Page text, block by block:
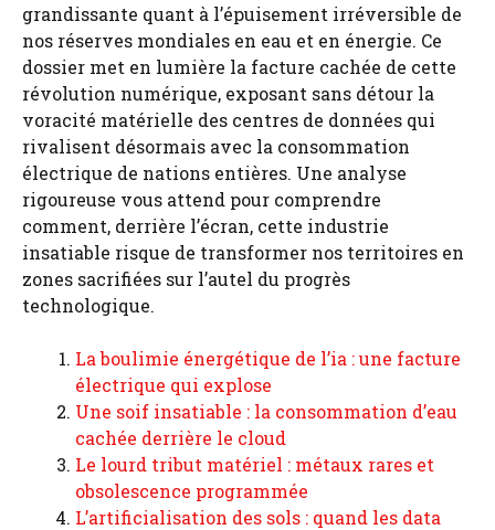
grandissante quant à l’épuisement irréversible de
nos réserves mondiales en eau et en énergie. Ce
dossier met en lumière la facture cachée de cette
révolution numérique, exposant sans détour la
voracité matérielle des centres de données qui
rivalisent désormais avec la consommation
électrique de nations entières. Une analyse
rigoureuse vous attend pour comprendre
comment, derrière l’écran, cette industrie
insatiable risque de transformer nos territoires en
zones sacrifiées sur l’autel du progrès
technologique.
La boulimie énergétique de l’ia : une facture
électrique qui explose
Une soif insatiable : la consommation d’eau
cachée derrière le cloud
Le lourd tribut matériel : métaux rares et
obsolescence programmée
L’artificialisation des sols : quand les data